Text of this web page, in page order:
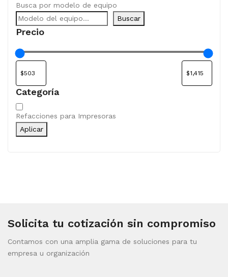
Busca por modelo de equipo
Buscar
Precio
Categoría
Categoría
Refacciones para Impresoras
Aplicar
Solicita tu cotización sin compromiso
Contamos con una amplia gama de soluciones para tu
empresa u organización